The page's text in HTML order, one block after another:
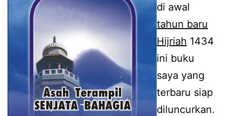
di awal
tahun baru
Hijriah 1434
ini buku
saya yang
terbaru siap
diluncurkan.